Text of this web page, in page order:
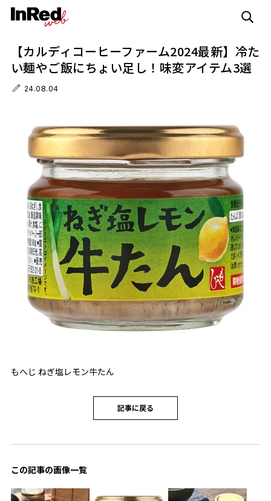
【カルディコーヒーファーム2024最新】冷た
い麺やご飯にちょい足し！味変アイテム3選
24.08.04
もへじ ねぎ塩レモン牛たん
記事に戻る
この記事の画像一覧